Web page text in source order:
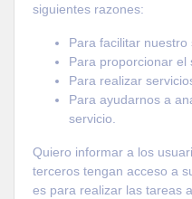
siguientes razones:
Para facilitar nuestro
Para proporcionar el
Para realizar
Para ayudarnos a
servicio.
Quiero informar a los
terceros tengan acceso a
es para realizar las tareas